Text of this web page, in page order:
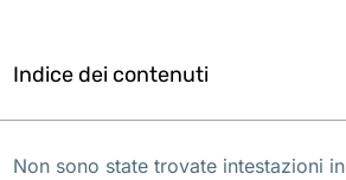
Indice dei contenuti
Non sono state trovate intestazioni in